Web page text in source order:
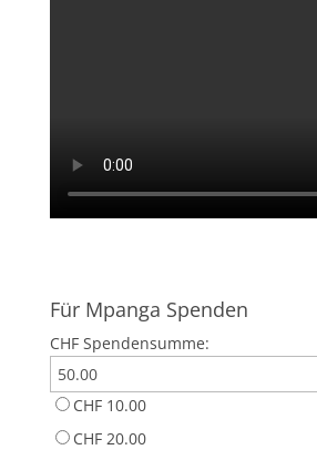
Für Mpanga Spenden
CHF Spendensumme:
CHF 10.00
CHF 20.00